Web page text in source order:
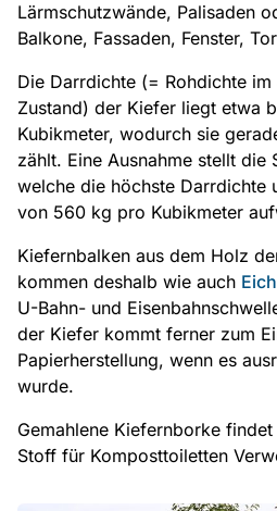
Lärmschutzwände, Palisaden
Balkone, Fassaden, Fenster,
Die Darrdichte (= Rohdichte
Zustand) der Kiefer liegt etwa
Kubikmeter, wodurch sie
zählt. Eine Ausnahme stellt die
welche die höchste Darrdichte
von 560 kg pro Kubikmeter
Kiefernbalken aus dem Holz
kommen deshalb wie auch
U-Bahn- und
der Kiefer kommt ferner zum
Papierherstellung, wenn es
wurde.
Gemahlene Kiefernborke
Stoff für Komposttoiletten